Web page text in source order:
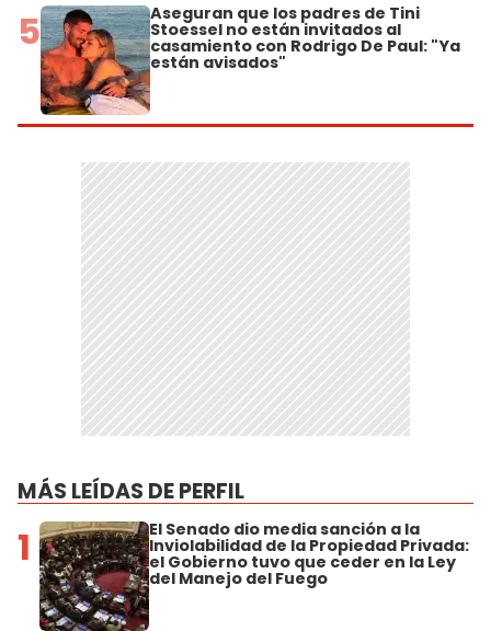
5 Aseguran que los padres de Tini
Stoessel no están invitados al
casamiento con Rodrigo De Paul: "Ya
están avisados"
MÁS LEÍDAS DE PERFIL
1 El Senado dio media sanción a la
Inviolabilidad de la Propiedad Privada:
el Gobierno tuvo que ceder en la Ley
del Manejo del Fuego